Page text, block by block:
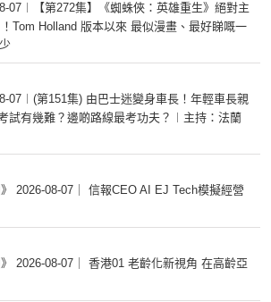
07︱【第272集】《蜘蛛俠：英雄重生》絕對主
Tom Holland 版本以來 最似漫畫、最好睇嘅一
07︱(第151集) 由巴士迷變身車長！年輕車長親
試有幾難？邊啲路線最考功夫？︱主持：法蘭
2026-08-07｜ 信報CEO AI EJ Tech模擬經營
2026-08-07｜ 香港01 老齡化新視角 在高齡亞